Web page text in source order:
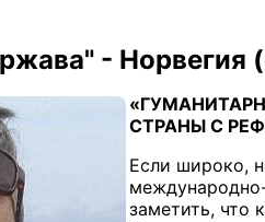
- Норвегия
СТРАНЫ С
Если широко,
заметить, что